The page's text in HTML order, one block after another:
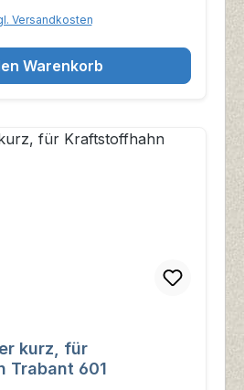
Versandkosten
Warenkorb
kurz, für
Trabant 601